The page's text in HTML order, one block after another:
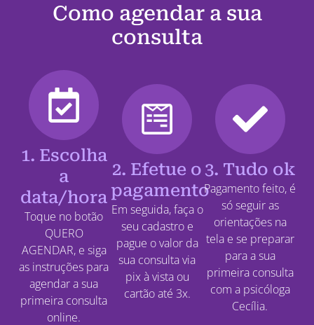
Como agendar a sua
consulta
1. Escolha
a
data/hora
Toque no botão
QUERO
AGENDAR, e siga
as instruções para
agendar a sua
primeira consulta
online.
2. Efetue o
pagamento
Em seguida, faça o
seu cadastro e
pague o valor da
sua consulta via
pix à vista ou
cartão até 3x.
3. Tudo ok
Pagamento feito, é
só seguir as
orientações na
tela e se preparar
para a sua
primeira consulta
com a psicóloga
Cecília.